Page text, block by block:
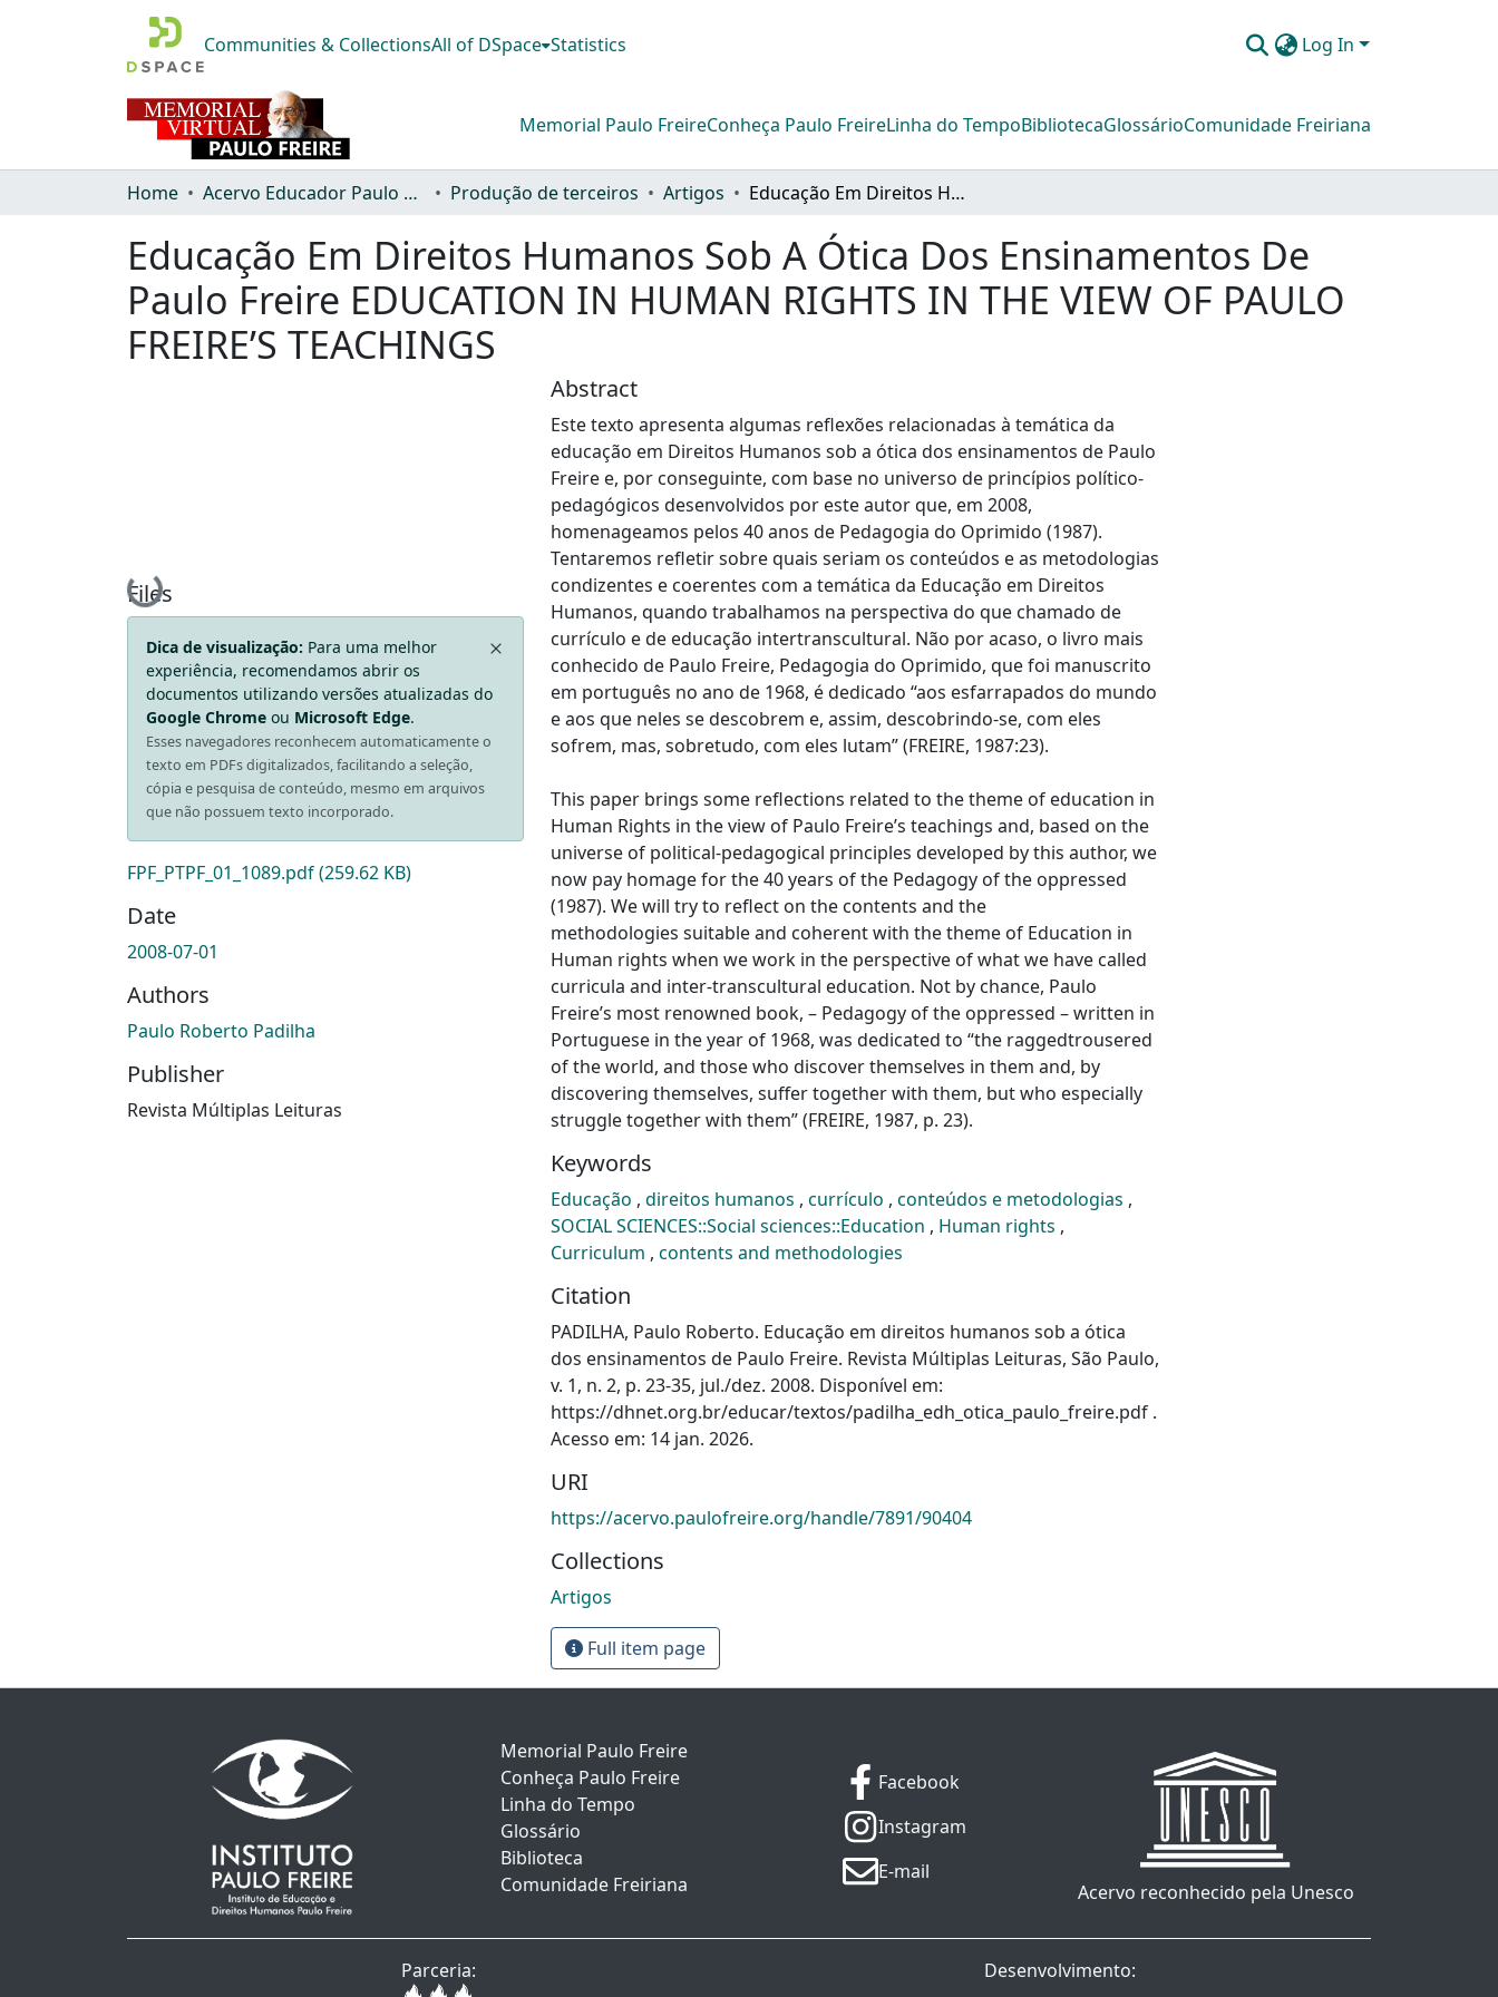
Communities & CollectionsAll of DSpace Statistics Log In
Memorial Paulo FreireConheça Paulo FreireLinha do TempoBibliotecaGlossárioComunidade Freiriana
Home Acervo Educador Paulo Freire Produção de terceiros Artigos Educação Em Direitos Humanos Sob A Ótica Dos Ensinamentos De Paulo Freire EDUCATION IN HUMAN RIGHTS IN THE VIEW OF PAULO FREIRE’S TEACHINGS
Educação Em Direitos Humanos Sob A Ótica Dos Ensinamentos De
Paulo Freire EDUCATION IN HUMAN RIGHTS IN THE VIEW OF PAULO
FREIRE’S TEACHINGS
Loading...
Files
Dica de visualização: Para uma melhor
experiência, recomendamos abrir os
documentos utilizando versões atualizadas do
Google Chrome ou Microsoft Edge.
Esses navegadores reconhecem automaticamente o
texto em PDFs digitalizados, facilitando a seleção,
cópia e pesquisa de conteúdo, mesmo em arquivos
que não possuem texto incorporado.
FPF_PTPF_01_1089.pdf(259.62 KB)
Date
2008-07-01
Authors
Paulo Roberto Padilha
Publisher
Revista Múltiplas Leituras
Abstract
Este texto apresenta algumas reflexões relacionadas à temática da
educação em Direitos Humanos sob a ótica dos ensinamentos de Paulo
Freire e, por conseguinte, com base no universo de princípios político-
pedagógicos desenvolvidos por este autor que, em 2008,
homenageamos pelos 40 anos de Pedagogia do Oprimido (1987).
Tentaremos refletir sobre quais seriam os conteúdos e as metodologias
condizentes e coerentes com a temática da Educação em Direitos
Humanos, quando trabalhamos na perspectiva do que chamado de
currículo e de educação intertranscultural. Não por acaso, o livro mais
conhecido de Paulo Freire, Pedagogia do Oprimido, que foi manuscrito
em português no ano de 1968, é dedicado “aos esfarrapados do mundo
e aos que neles se descobrem e, assim, descobrindo-se, com eles
sofrem, mas, sobretudo, com eles lutam” (FREIRE, 1987:23).
This paper brings some reflections related to the theme of education in
Human Rights in the view of Paulo Freire’s teachings and, based on the
universe of political-pedagogical principles developed by this author, we
now pay homage for the 40 years of the Pedagogy of the oppressed
(1987). We will try to reflect on the contents and the
methodologies suitable and coherent with the theme of Education in
Human rights when we work in the perspective of what we have called
curricula and inter-transcultural education. Not by chance, Paulo
Freire’s most renowned book, – Pedagogy of the oppressed – written in
Portuguese in the year of 1968, was dedicated to “the raggedtrousered
of the world, and those who discover themselves in them and, by
discovering themselves, suffer together with them, but who especially
struggle together with them” (FREIRE, 1987, p. 23).
Keywords
Educação , direitos humanos , currículo , conteúdos e metodologias ,
SOCIAL SCIENCES::Social sciences::Education , Human rights ,
Curriculum , contents and methodologies
Citation
PADILHA, Paulo Roberto. Educação em direitos humanos sob a ótica
dos ensinamentos de Paulo Freire. Revista Múltiplas Leituras, São Paulo,
v. 1, n. 2, p. 23‑35, jul./dez. 2008. Disponível em:
https://dhnet.org.br/educar/textos/padilha_edh_otica_paulo_freire.pdf .
Acesso em: 14 jan. 2026.
URI
https://acervo.paulofreire.org/handle/7891/90404
Collections
Artigos
Full item page
Memorial Paulo Freire
Conheça Paulo Freire
Linha do Tempo
Glossário
Biblioteca
Comunidade Freiriana
Facebook
Instagram
E-mail
Acervo reconhecido pela Unesco
Parceria: Desenvolvimento: